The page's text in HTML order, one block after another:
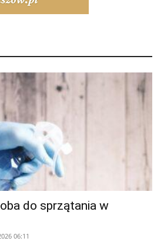
do sprzątania w
06:11